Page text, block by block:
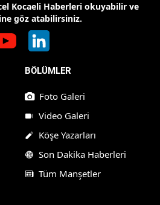
Kocaeli Haberleri okuyabilir ve
göz atabilirsiniz.
BÖLÜMLER
Foto Galeri
Video Galeri
Köşe Yazarları
Son Dakika Haberleri
Tüm Manşetler